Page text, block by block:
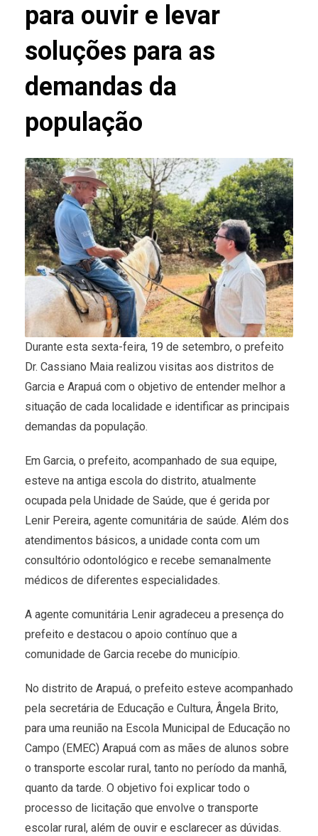
para ouvir e levar
soluções para as
demandas da
população
Durante esta sexta-feira, 19 de setembro, o prefeito
Dr. Cassiano Maia realizou visitas aos distritos de
Garcia e Arapuá com o objetivo de entender melhor a
situação de cada localidade e identificar as principais
demandas da população.
Em Garcia, o prefeito, acompanhado de sua equipe,
esteve na antiga escola do distrito, atualmente
ocupada pela Unidade de Saúde, que é gerida por
Lenir Pereira, agente comunitária de saúde. Além dos
atendimentos básicos, a unidade conta com um
consultório odontológico e recebe semanalmente
médicos de diferentes especialidades.
A agente comunitária Lenir agradeceu a presença do
prefeito e destacou o apoio contínuo que a
comunidade de Garcia recebe do município.
No distrito de Arapuá, o prefeito esteve acompanhado
pela secretária de Educação e Cultura, Ângela Brito,
para uma reunião na Escola Municipal de Educação no
Campo (EMEC) Arapuá com as mães de alunos sobre
o transporte escolar rural, tanto no período da manhã,
quanto da tarde. O objetivo foi explicar todo o
processo de licitação que envolve o transporte
escolar rural, além de ouvir e esclarecer as dúvidas.